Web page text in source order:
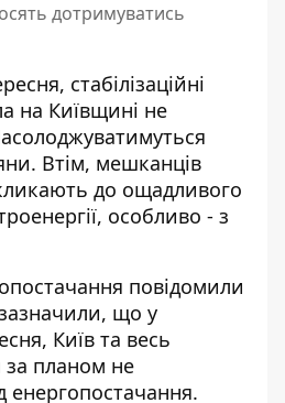
дотримуватись
стабілізаційні
на Київщині не
Втім, мешканців
до ощадливого
особливо - з
повідомили
що у
Київ та весь
за планом не
енергопостачання.